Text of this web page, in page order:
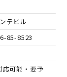
テビル
85-8523
応可能・要予